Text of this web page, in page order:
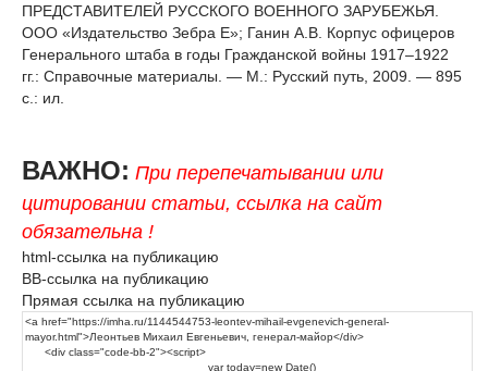
ПРЕДСТАВИТЕЛЕЙ РУССКОГО ВОЕННОГО ЗАРУБЕЖЬЯ.
ООО «Издательство Зебра Е»; Ганин А.В. Корпус офицеров
Генерального штаба в годы Гражданской войны 1917–1922
гг.: Справочные материалы. — М.: Русский путь, 2009. — 895
с.: ил.
ВАЖНО: При перепечатывании или
цитировании статьи, ссылка на сайт
обязательна !
html-ссылка на публикацию
BB-ссылка на публикацию
Прямая ссылка на публикацию